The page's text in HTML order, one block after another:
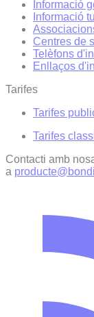
Informació
Informació
Centres de
Telèfons
Enllaços
Tarifes
Tarifes
Tarifes
Contacti amb
a